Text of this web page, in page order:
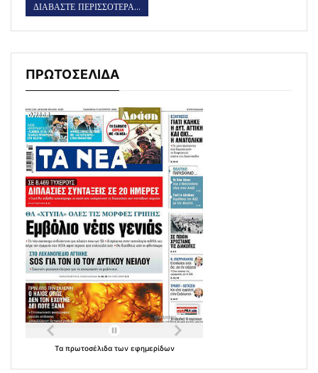
ΔΙΑΒΑΣΤΕ ΠΕΡΙΣΣΟΤΕΡΑ...
ΠΡΩΤΟΣΕΛΙΔΑ
Τα πρωτοσέλιδα των εφημερίδων